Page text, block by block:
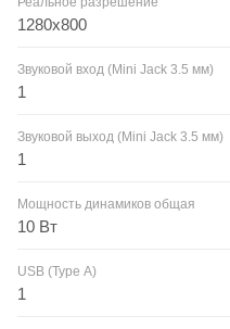
1280x800
Звуковой вход (Mini Jack 3.5 мм)
1
Звуковой выход (Mini Jack 3.5 мм)
1
Мощность динамиков общая
10 Вт
USB (Type А)
1